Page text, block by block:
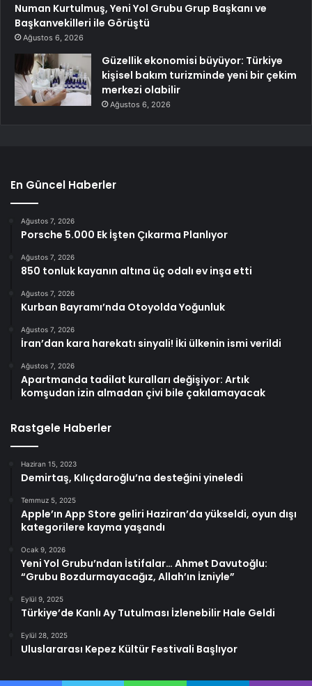
Numan Kurtulmuş, Yeni Yol Grubu Grup Başkanı ve
Başkanvekilleri ile Görüştü
Ağustos 6, 2026
Güzellik ekonomisi büyüyor: Türkiye
kişisel bakım turizminde yeni bir çekim
merkezi olabilir
Ağustos 6, 2026
En Güncel Haberler
Ağustos 7, 2026
Porsche 5.000 Ek İşten Çıkarma Planlıyor
Ağustos 7, 2026
850 tonluk kayanın altına üç odalı ev inşa etti
Ağustos 7, 2026
Kurban Bayramı’nda Otoyolda Yoğunluk
Ağustos 7, 2026
İran’dan kara harekatı sinyali! İki ülkenin ismi verildi
Ağustos 7, 2026
Apartmanda tadilat kuralları değişiyor: Artık
komşudan izin almadan çivi bile çakılamayacak
Rastgele Haberler
Haziran 15, 2023
Demirtaş, Kılıçdaroğlu’na desteğini yineledi
Temmuz 5, 2025
Apple’ın App Store geliri Haziran’da yükseldi, oyun dışı
kategorilere kayma yaşandı
Ocak 9, 2026
Yeni Yol Grubu’ndan İstifalar… Ahmet Davutoğlu:
“Grubu Bozdurmayacağız, Allah’ın İzniyle”
Eylül 9, 2025
Türkiye’de Kanlı Ay Tutulması İzlenebilir Hale Geldi
Eylül 28, 2025
Uluslararası Kepez Kültür Festivali Başlıyor